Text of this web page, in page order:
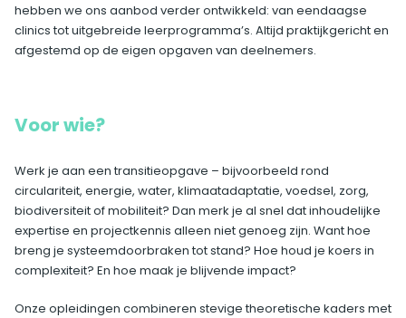
hebben we ons aanbod verder ontwikkeld: van eendaagse
clinics tot uitgebreide leerprogramma’s. Altijd praktijkgericht en
afgestemd op de eigen opgaven van deelnemers.
Voor wie?
Werk je aan een transitieopgave – bijvoorbeeld rond
circulariteit, energie, water, klimaatadaptatie, voedsel, zorg,
biodiversiteit of mobiliteit? Dan merk je al snel dat inhoudelijke
expertise en projectkennis alleen niet genoeg zijn. Want hoe
breng je systeemdoorbraken tot stand? Hoe houd je koers in
complexiteit? En hoe maak je blijvende impact?
Onze opleidingen combineren stevige theoretische kaders met